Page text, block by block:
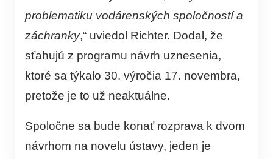
problematiku vodárenských spoločností a
záchranky,“ uviedol Richter. Dodal, že
sťahujú z programu návrh uznesenia,
ktoré sa týkalo 30. výročia 17. novembra,
pretože je to už neaktuálne.
Spoločne sa bude konať rozprava k dvom
návrhom na novelu ústavy, jeden je